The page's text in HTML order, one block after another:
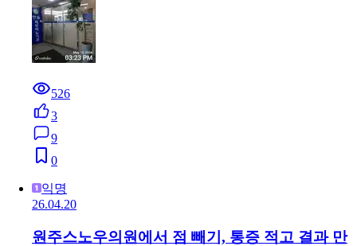
526
3
9
0
익명
26.04.20
원주스노우의원에서 점 빼기, 통증 적고 결과 만